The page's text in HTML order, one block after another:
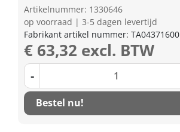
Artikelnummer: 1330646
op voorraad | 3-5 dagen levertijd
Fabrikant artikel nummer: TA04371600
€ 63,32 excl. BTW
-
Bestel nu!